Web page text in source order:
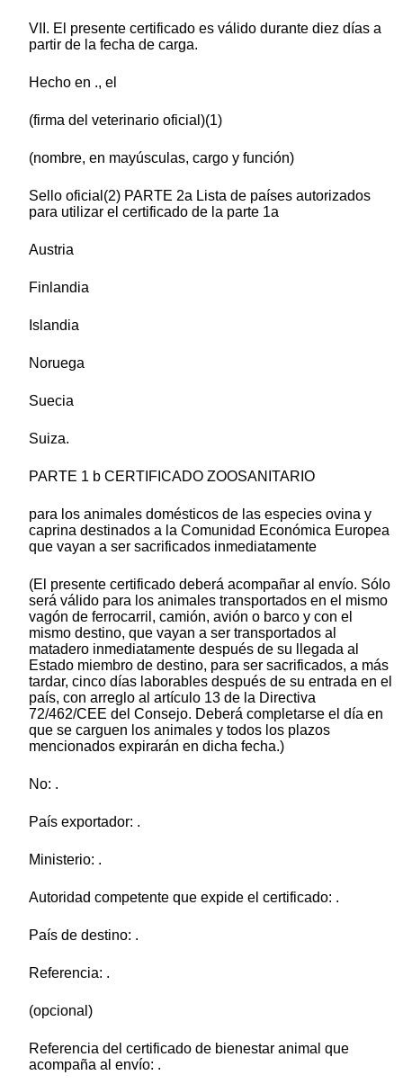
VII. El presente certificado es válido durante diez días a
partir de la fecha de carga.
Hecho en ., el
(firma del veterinario oficial)(1)
(nombre, en mayúsculas, cargo y función)
Sello oficial(2) PARTE 2a Lista de países autorizados
para utilizar el certificado de la parte 1a
Austria
Finlandia
Islandia
Noruega
Suecia
Suiza.
PARTE 1 b CERTIFICADO ZOOSANITARIO
para los animales domésticos de las especies ovina y
caprina destinados a la Comunidad Económica Europea
que vayan a ser sacrificados inmediatamente
(El presente certificado deberá acompañar al envío. Sólo
será válido para los animales transportados en el mismo
vagón de ferrocarril, camión, avión o barco y con el
mismo destino, que vayan a ser transportados al
matadero inmediatamente después de su llegada al
Estado miembro de destino, para ser sacrificados, a más
tardar, cinco días laborables después de su entrada en el
país, con arreglo al artículo 13 de la Directiva
72/462/CEE del Consejo. Deberá completarse el día en
que se carguen los animales y todos los plazos
mencionados expirarán en dicha fecha.)
No: .
País exportador: .
Ministerio: .
Autoridad competente que expide el certificado: .
País de destino: .
Referencia: .
(opcional)
Referencia del certificado de bienestar animal que
acompaña al envío: .